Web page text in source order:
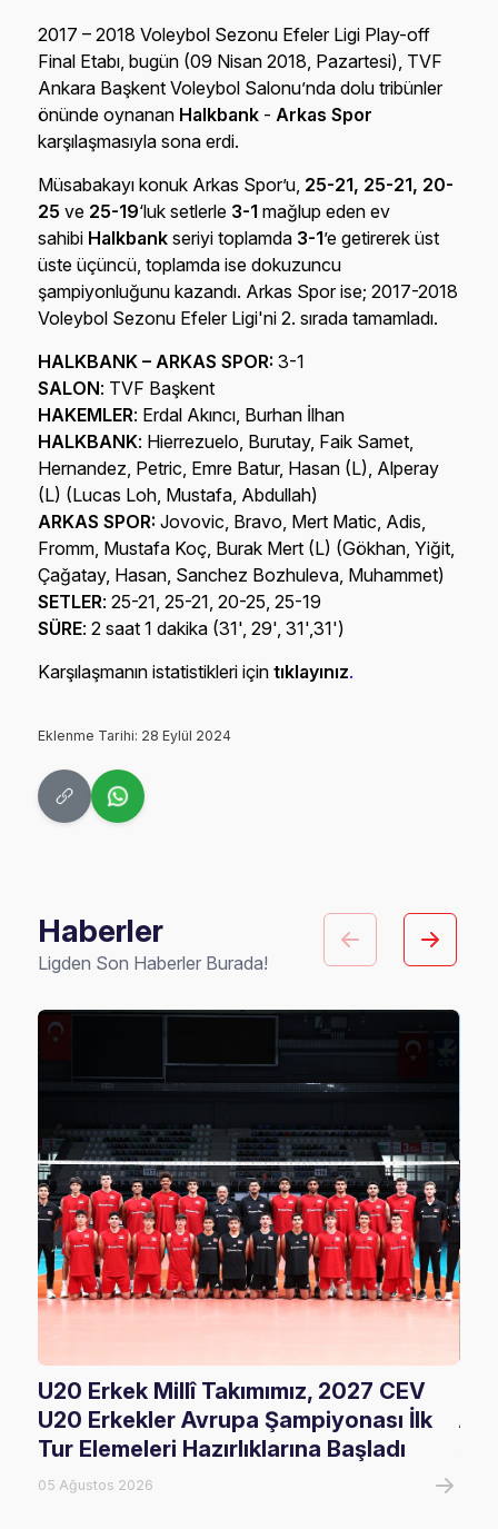
2017 – 2018 Voleybol Sezonu Efeler Ligi Play-off
Final Etabı, bugün (09 Nisan 2018, Pazartesi), TVF
Ankara Başkent Voleybol Salonu’nda dolu tribünler
önünde oynanan Halkbank -Arkas Spor
karşılaşmasıyla sona erdi.
Müsabakayı konuk Arkas Spor’u, 25-21, 25-21, 20-
25 ve 25-19‘luk setlerle 3-1 mağlup eden ev
sahibi Halkbankseriyi toplamda 3-1’e getirerek üst
üste üçüncü, toplamda ise dokuzuncu
şampiyonluğunu kazandı. Arkas Spor ise; 2017-2018
Voleybol Sezonu Efeler Ligi'ni 2. sırada tamamladı.
HALKBANK – ARKAS SPOR: 3-1
SALON: TVF Başkent
HAKEMLER: Erdal Akıncı, Burhan İlhan
HALKBANK: Hierrezuelo, Burutay, Faik Samet,
Hernandez, Petric, Emre Batur, Hasan (L), Alperay
(L) (Lucas Loh, Mustafa, Abdullah)
ARKAS SPOR: Jovovic, Bravo, Mert Matic, Adis,
Fromm, Mustafa Koç, Burak Mert (L) (Gökhan, Yiğit,
Çağatay, Hasan, Sanchez Bozhuleva, Muhammet)
SETLER: 25-21, 25-21, 20-25, 25-19
SÜRE: 2 saat 1 dakika (31', 29', 31',31')
Karşılaşmanın istatistikleri içintıklayınız.
Eklenme Tarihi: 28 Eylül 2024
Haberler
Ligden Son Haberler Burada!
U20 Erkek Millî Takımımız, 2027 CEV
U20 Erkekler Avrupa Şampiyonası İlk
Tur Elemeleri Hazırlıklarına Başladı
05 Ağustos 2026